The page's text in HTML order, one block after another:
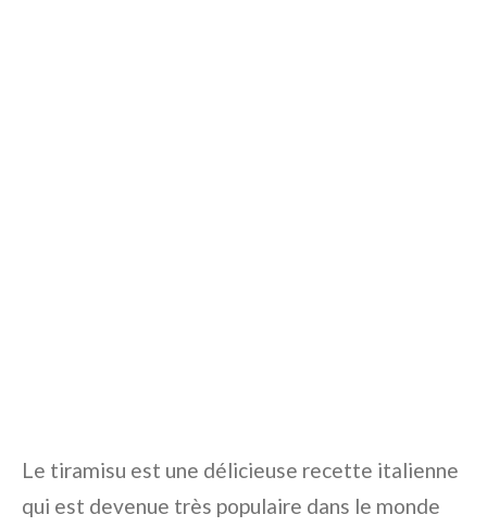
Le tiramisu est une délicieuse recette italienne
qui est devenue très populaire dans le monde